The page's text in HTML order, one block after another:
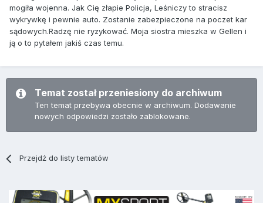
mogiła wojenna. Jak Cię złapie Policja, Leśniczy to stracisz
wykrywkę i pewnie auto. Zostanie zabezpieczone na poczet kar
sądowych.Radzę nie ryzykować. Moja siostra mieszka w Gellen i
ją o to pytałem jakiś czas temu.
Temat został przeniesiony do archiwum
Ten temat przebywa obecnie w archiwum. Dodawanie
nowych odpowiedzi zostało zablokowane.
Przejdź do listy tematów